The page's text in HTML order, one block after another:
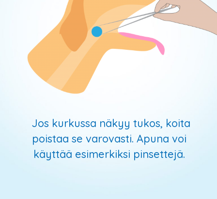
Jos kurkussa näkyy tukos, koita
poistaa se varovasti. Apuna voi
käyttää esimerkiksi pinsettejä.